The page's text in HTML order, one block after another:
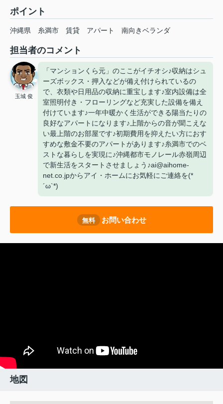
ポイント
沖縄県 糸満市 賃貸 アパート 南向きベランダ
担当者のコメント
玉城 俊
「マンションくら元」のここがイチオシ♪収納はシュ
ーズボックス・押入などが備え付けられているの
で、衣類や日用品の収納に重宝します♪室内設備は全
室照明付き・フローリングなど充実した設備を備え
付けています♪一年中暖かく生活ができる陽当たりの
良好なアパートになります♪上階からの音が聞こえな
い最上階のお部屋です♪初期費用を抑えたい方におす
すめな敷金不要のアパートがあります♪糸満市でのベ
ストな暮らしを実現に♪沖縄都市モノレール赤嶺周辺
で新生活をスタートさせましょう♪ai@aihome-
net.co.jpからアイ・ホームにお気軽にご連絡を(*
´ω`*)
無料 お問い合わせ
地図